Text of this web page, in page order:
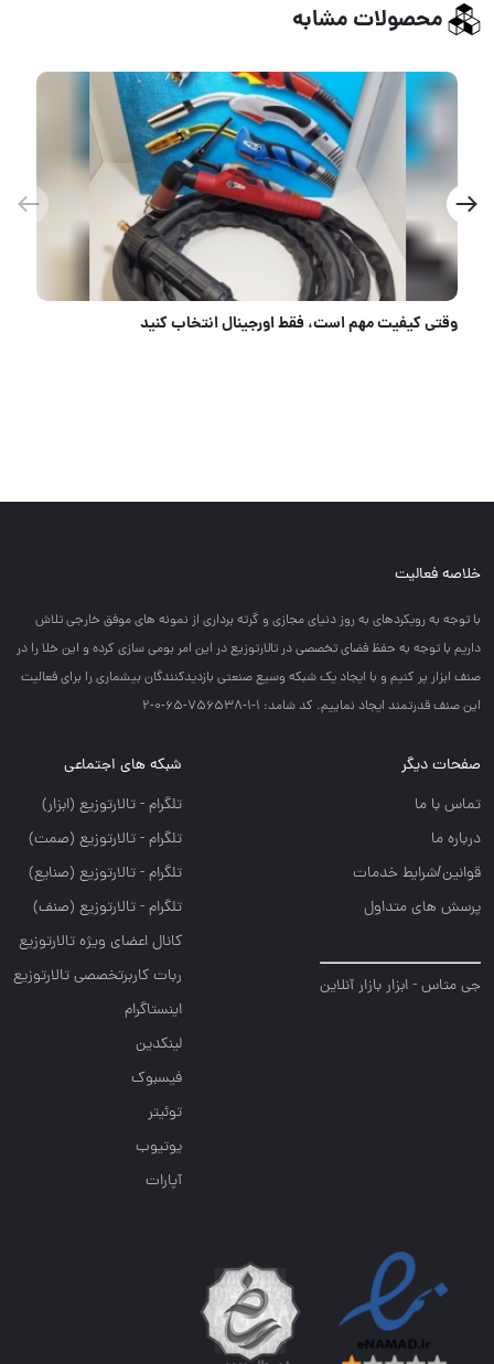
محصولات مشابه
نوع محصول:ست پیچگوشتی6عددی ضربه خور وآچارخور
خلاصه فعالیت
با توجه به رويكردهاي به روز دنياي مجازي و گرته برداري از نمونه هاي موفق خارجي تلاش
داريم با توجه به حفظ فضاي تخصصي در تالارتوزيع در اين امر بومي سازي كرده و اين خلا را در
صنف ابزار پر كنيم و با ايجاد يك شبكه وسيع صنعتي بازديدكنندگان بيشماري را براي فعاليت
اين صنف قدرتمند ايجاد نماييم. کد شامد: 1-1-756538-65-0-2
صفحات دیگر
تماس با ما
درباره ما
قوانین/شرایط خدمات
پرسش های متداول
جی متاس - ابزار بازار آنلاین
شبکه های اجتماعی
تلگرام - تالارتوزيع (ابزار)
تلگرام - تالارتوزيع (صمت)
تلگرام - تالارتوزيع (صنايع)
تلگرام - تالارتوزیع (صنف)
کانال اعضای ویژه تالارتوزیع
ربات کاربرتخصصی تالارتوزیع
اینستاگرام
لینکدین
فیسبوک
توئیتر
یوتیوب
آپارات